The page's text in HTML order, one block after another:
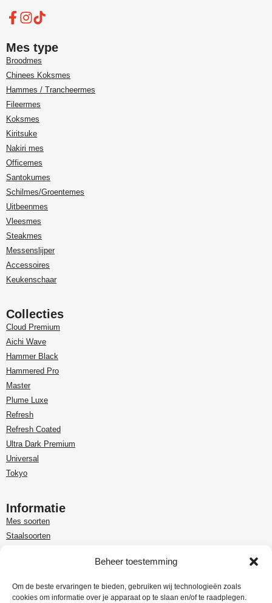
Beheer toestemming
Om de beste ervaringen te bieden, gebruiken wij technologieën zoals
cookies om informatie over je apparaat op te slaan en/of te raadplegen.
Mes type
Broodmes
Chinees Koksmes
Hammes / Trancheermes
Fileermes
Koksmes
Kiritsuke
Nakiri mes
Officemes
Santokumes
Schilmes/Groentemes
Uitbeenmes
Vleesmes
Steakmes
Messenslijper
Accessoires
Keukenschaar
Collecties
Cloud Premium
Aichi Wave
Hammer Black
Hammered Pro
Master
Plume Luxe
Refresh
Refresh Coated
Ultra Dark Premium
Universal
Tokyo
Informatie
Mes soorten
Staalsoorten
Customer care
Garantie en retour